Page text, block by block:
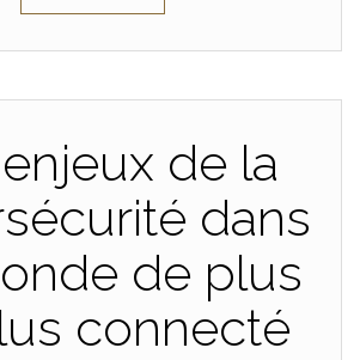
de la
dans
de plus
connecté